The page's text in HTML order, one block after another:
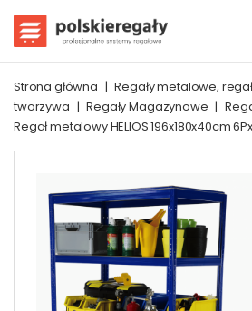
Strona główna | Regały metalowe,
tworzywa | Regały Magazynowe |
Regał metalowy HELIOS 196x180x40cm